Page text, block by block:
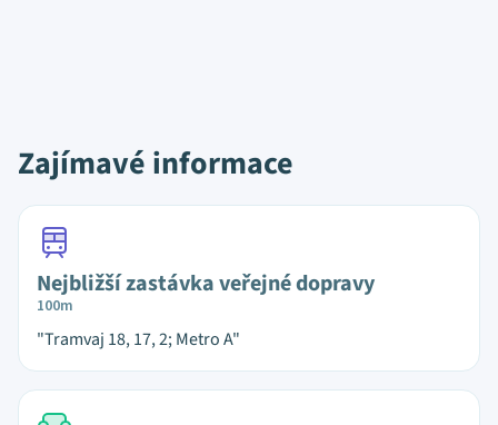
Zajímavé informace
Nejbližší zastávka veřejné dopravy
100m
"Tramvaj 18, 17, 2; Metro A"